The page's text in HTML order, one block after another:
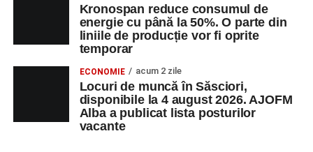
Kronospan reduce consumul de
energie cu până la 50%. O parte din
liniile de producție vor fi oprite
temporar
ECONOMIE acum 2 zile
Locuri de muncă în Săsciori,
disponibile la 4 august 2026. AJOFM
Alba a publicat lista posturilor
vacante